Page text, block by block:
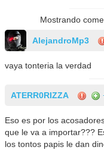
Mostrando
AlejandroMp3
vaya tonteria la verdad
ATERR0RIZZA
Eso es por los
que le va a importar???
los tontos papis le dan